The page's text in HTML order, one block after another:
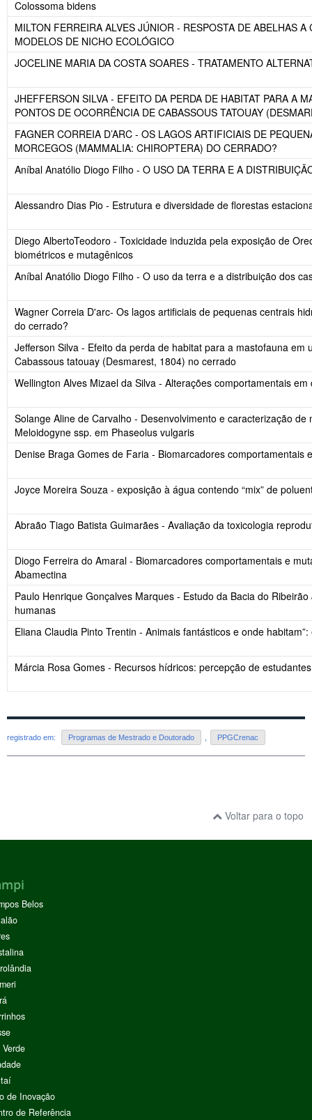
Colossoma bidens
MILTON FERREIRA ALVES JÚNIOR - RESPOSTA DE ABELHAS
MODELOS DE NICHO ECOLÓGICO
JOCELINE MARIA DA COSTA SOARES - TRATAMENTO
JHEFFERSON SILVA - EFEITO DA PERDA DE HABITAT PARA A
PONTOS DE OCORRÊNCIA DE CABASSOUS TATOUAY
FAGNER CORREIA D’ARC - OS LAGOS ARTIFICIAIS DE
MORCEGOS (MAMMALIA: CHIROPTERA) DO CERRADO?
Aníbal Anatólio Diogo Filho - O USO DA TERRA E A
Alessandro Dias Pio - Estrutura e diversidade de florestas
Diego AlbertoTeodoro - Toxicidade induzida pela exposição de
biométricos e mutagênicos
Aníbal Anatólio Diogo Filho - O uso da terra e a distribuição dos
Wagner Correia D'arc- Os lagos artificiais de pequenas centrais
do cerrado?
Jefferson Silva - Efeito da perda de habitat para a mastofauna
Cabassous tatouay (Desmarest, 1804) no cerrado
Wellington Alves Mizael da Silva - Alterações comportamentais
Solange Aline de Carvalho - Desenvolvimento e caracterização
Meloidogyne ssp. em Phaseolus vulgaris
Denise Braga Gomes de Faria - Biomarcadores
Joyce Moreira Souza - exposição à água contendo “mix” de
Abraão Tiago Batista Guimarães - Avaliação da toxicologia
Diogo Ferreira do Amaral - Biomarcadores comportamentais e
Abamectina
Paulo Henrique Gonçalves Marques - Estudo da Bacia do
humanas
Eliana Claudia Pinto Trentin - Animais fantásticos e onde
Márcia Rosa Gomes - Recursos hídricos: percepção de
registrado em: Programas de Mestrado e Doutorado PPGCrenac
Voltar para o topo
Belos
de Inovação
de Referência